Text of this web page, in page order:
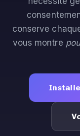
conserve
vous montre